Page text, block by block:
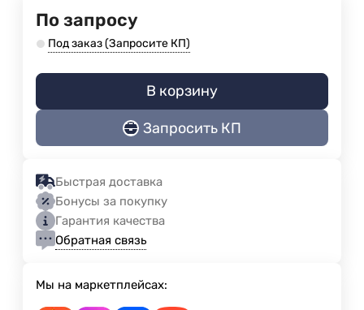
По запросу
Под заказ (Запросите КП)
В корзину
Запросить КП
Быстрая доставка
Бонусы за покупку
Гарантия качества
Обратная связь
Мы на маркетплейсах: